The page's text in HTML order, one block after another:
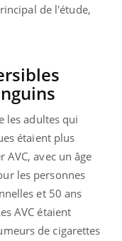
de l'étude,
les adultes qui
étaient plus
avec un âge
les personnes
et 50 ans
AVC étaient
de cigarettes